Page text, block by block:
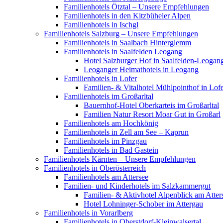
Familienhotels Ötztal – Unsere Empfehlungen
Familienhotels in den Kitzbüheler Alpen
Familienhotels in Ischgl
Familienhotels Salzburg – Unsere Empfehlungen
Familienhotels in Saalbach Hinterglemm
Familienhotels in Saalfelden Leogang
Hotel Salzburger Hof in Saalfelden-
Leoganger Heimathotels in Leogang
Familienhotels in Lofer
Familien- & Vitalhotel Mühlpointhof in
Familienhotels im Großarltal
Bauernhof-Hotel Oberkarteis im Großarltal
Familien Natur Resort Moar Gut in Großarl
Familienhotels am Hochkönig
Familienhotels in Zell am See – Kaprun
Familienhotels im Pinzgau
Familienhotels in Bad Gastein
Familienhotels Kärnten – Unsere Empfehlungen
Familienhotels in Oberösterreich
Familienhotels am Attersee
Familien- und Kinderhotels im Salzkammergut
Familien- & Aktivhotel Alpenblick am
Hotel Lohninger-Schober im Attergau
Familienhotels in Vorarlberg